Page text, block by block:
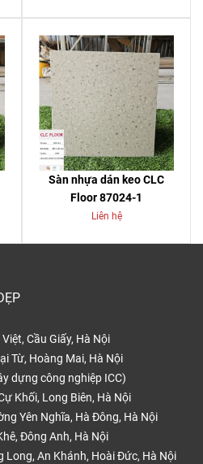
Sàn nhựa dán keo CLC
Floor 87024-1
Liên hệ
Cầu Giấy, Hà Nội
Từ, Hoàng Mai, Hà Nội
dựng công nghiệp ICC)
Khối, Long Biên, Hà Nội
Yên Nghĩa, Hà Đông, Hà Nội
Đông Anh, Hà Nội
Long, An Khánh, Hoài Đức, Hà Nội